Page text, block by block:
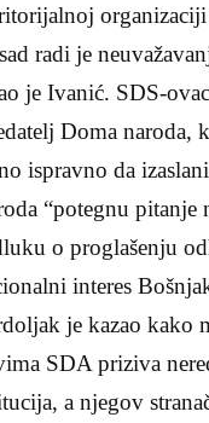
radi je
je Ivanić. SDS-
Doma naroda,
ispravno da
“potegnu pitanje
o proglašenju
interes
je kazao kako
SDA priziva
a njegov